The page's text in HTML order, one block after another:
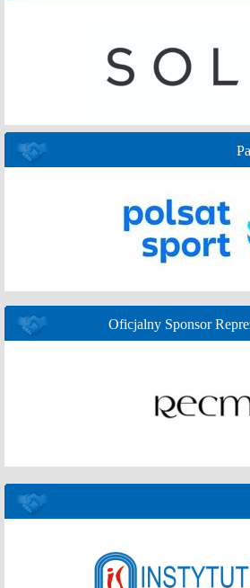
Oficjalny Sponsor